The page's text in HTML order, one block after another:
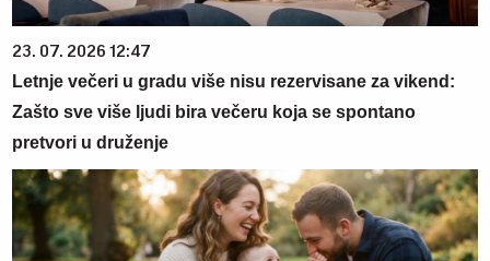
23. 07. 2026 12:47
Letnje večeri u gradu više nisu rezervisane za vikend:
Zašto sve više ljudi bira večeru koja se spontano
pretvori u druženje